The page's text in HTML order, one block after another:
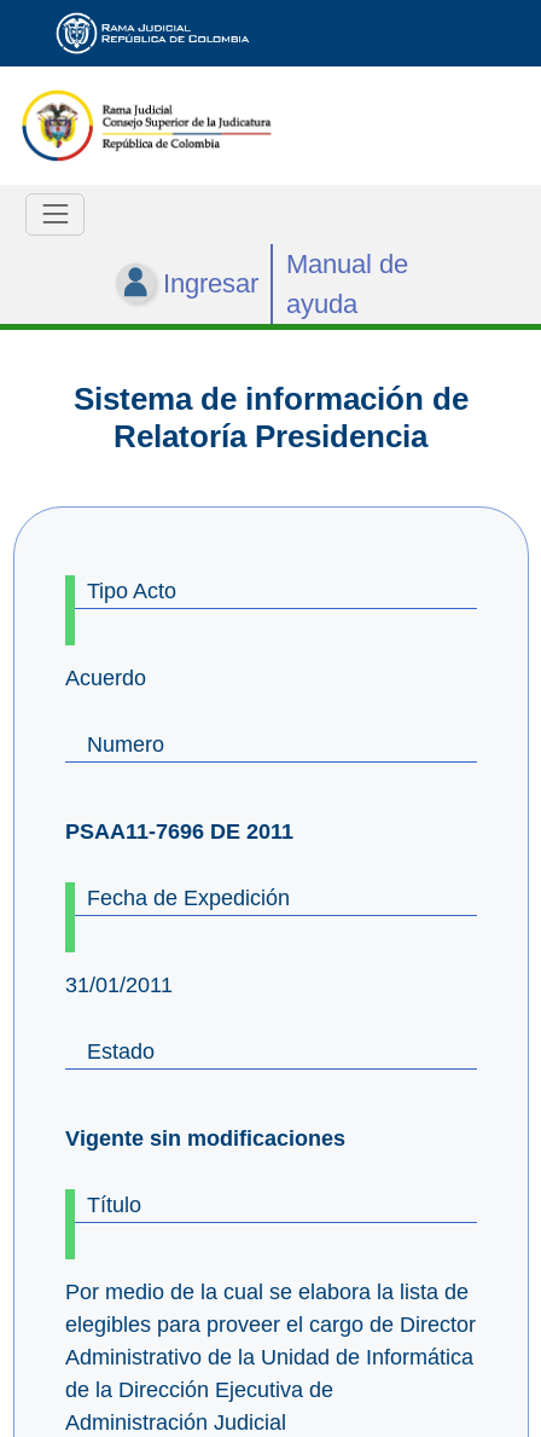
Ingresar
Manual de
ayuda
Sistema de información de
Relatoría Presidencia
Tipo Acto
Acuerdo
Numero
PSAA11-7696 DE 2011
Fecha de Expedición
31/01/2011
Estado
Vigente sin modificaciones
Título
Por medio de la cual se elabora la lista de
elegibles para proveer el cargo de Director
Administrativo de la Unidad de Informática
de la Dirección Ejecutiva de
Administración Judicial